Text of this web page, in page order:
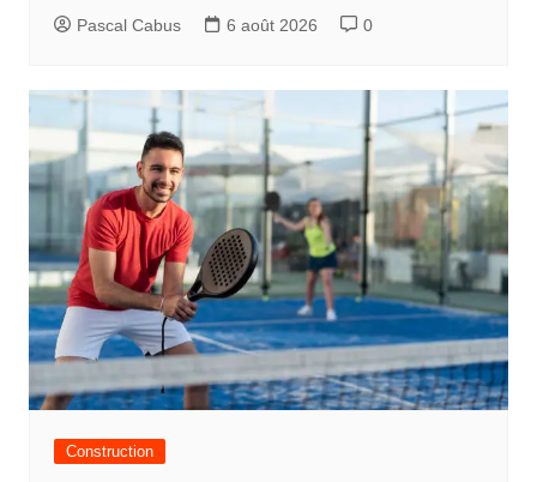
Pascal Cabus 6 août 2026 0
Construction